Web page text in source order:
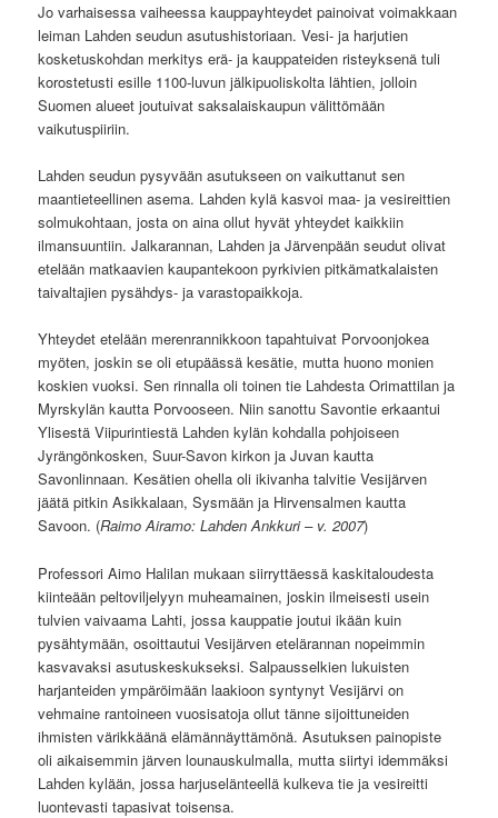
Jo varhaisessa vaiheessa kauppayhteydet painoivat voimakkaan
leiman Lahden seudun asutushistoriaan. Vesi- ja harjutien
kosketuskohdan merkitys erä- ja kauppateiden risteyksenä tuli
korostetusti esille 1100-luvun jälkipuoliskolta lähtien, jolloin
Suomen alueet joutuivat saksalaiskaupun välittömään
vaikutuspiiriin.
Lahden seudun pysyvään asutukseen on vaikuttanut sen
maantieteellinen asema. Lahden kylä kasvoi maa- ja vesireittien
solmukohtaan, josta on aina ollut hyvät yhteydet kaikkiin
ilmansuuntiin. Jalkarannan, Lahden ja Järvenpään seudut olivat
etelään matkaavien kaupantekoon pyrkivien pitkämatkalaisten
taivaltajien pysähdys- ja varastopaikkoja.
Yhteydet etelään merenrannikkoon tapahtuivat Porvoonjokea
myöten, joskin se oli etupäässä kesätie, mutta huono monien
koskien vuoksi. Sen rinnalla oli toinen tie Lahdesta Orimattilan ja
Myrskylän kautta Porvooseen. Niin sanottu Savontie erkaantui
Ylisestä Viipurintiestä Lahden kylän kohdalla pohjoiseen
Jyrängönkosken, Suur-Savon kirkon ja Juvan kautta
Savonlinnaan. Kesätien ohella oli ikivanha talvitie Vesijärven
jäätä pitkin Asikkalaan, Sysmään ja Hirvensalmen kautta
Savoon. (Raimo Airamo: Lahden Ankkuri – v. 2007)
Professori Aimo Halilan mukaan siirryttäessä kaskitaloudesta
kiinteään peltoviljelyyn muheamainen, joskin ilmeisesti usein
tulvien vaivaama Lahti, jossa kauppatie joutui ikään kuin
pysähtymään, osoittautui Vesijärven etelärannan nopeimmin
kasvavaksi asutuskeskukseksi. Salpausselkien lukuisten
harjanteiden ympäröimään laakioon syntynyt Vesijärvi on
vehmaine rantoineen vuosisatoja ollut tänne sijoittuneiden
ihmisten värikkäänä elämännäyttämönä. Asutuksen painopiste
oli aikaisemmin järven lounauskulmalla, mutta siirtyi idemmäksi
Lahden kylään, jossa harjuselänteellä kulkeva tie ja vesireitti
luontevasti tapasivat toisensa.